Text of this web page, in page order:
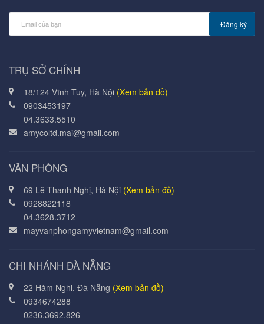
Đăng ký
TRỤ SỞ CHÍNH
18/124 Vĩnh Tuy, Hà Nội (Xem bản đồ)
0903453197
04.3633.5510
amycoltd.mai@gmail.com
VĂN PHÒNG
69 Lê Thanh Nghị, Hà Nội (Xem bản đồ)
0928822118
04.3628.3712
mayvanphongamyvietnam@gmail.com
CHI NHÁNH ĐÀ NẴNG
22 Hàm Nghi, Đà Nẵng (Xem bản đồ)
0934674288
0236.3692.826